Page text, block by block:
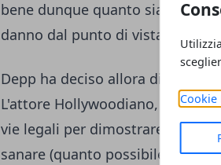
Cookie
bene dunque quanto sia stato
danno dal punto di vista
Depp ha deciso allora di citare
L'attore Hollywoodiano, intento
vie legali per dimostrare al
sanare (quanto possibile) la